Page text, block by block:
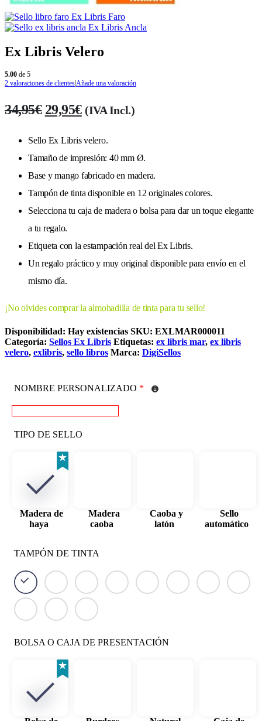
Ex Libris Faro
Ex Libris Ancla
Ex Libris Velero
5.00 de 5
2 valoraciones de clientesAñade una valoración
34,95€ El
original
era:
34,95€.
29,95€El
actual
es:
29,95€.
(IVA Incl.)
Sello Ex Libris velero.
Tamaño de impresión: 40 mm Ø.
Base y mango fabricado en madera.
Tampón de tinta disponible en 12 originales colores.
Selecciona tu caja de madera o bolsa para dar un toque elegante
a tu regalo.
Etiqueta con la estampación real del Ex Libris.
Un regalo práctico y muy original disponible para envío en el
mismo día.
¡No olvides comprar la almohadilla de tinta para tu sello!
Disponibilidad: Hay existencias SKU: EXLMAR000011
Categoría: Sellos Ex Libris Etiquetas: ex libris mar, ex libris
velero, exlibris, sello libros Marca: DigiSellos
NOMBRE PERSONALIZADO *
TIPO DE SELLO
Madera de
haya
Madera
caoba
Caoba y
latón
Sello
automático
TAMPÓN DE TINTA
BOLSA O CAJA DE PRESENTACIÓN